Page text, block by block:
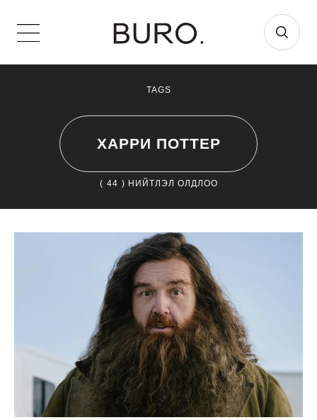
TAGS
ХАРРИ ПОТТЕР
( 44 ) НИЙТЛЭЛ ОЛДЛОО